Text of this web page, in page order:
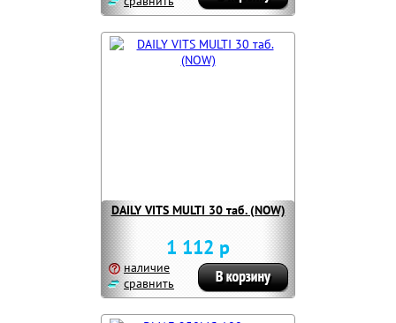
DAILY VITS MULTI 30 таб. (NOW)
1 112 р
наличие
сравнить